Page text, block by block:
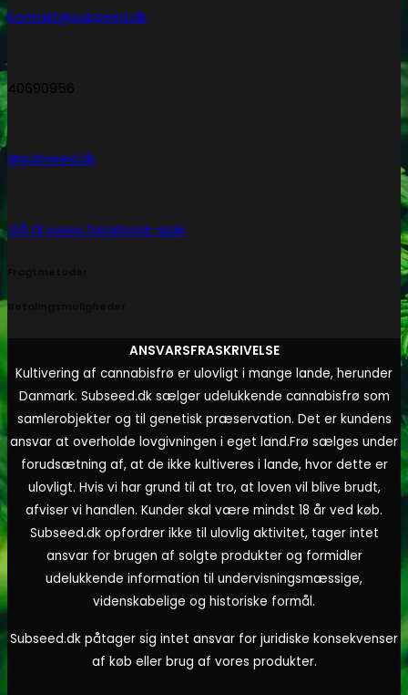
Kontakt@subseed.dk
40690956
@subseed.dk
Gå til vores facebook-side
ANSVARSFRASKRIVELSE
Kultivering af cannabisfrø er ulovligt i mange lande, herunder
Danmark. Subseed.dk sælger udelukkende cannabisfrø som
samlerobjekter og til genetisk præservation. Det er kundens
ansvar at overholde lovgivningen i eget land.Frø sælges under
forudsætning af, at de ikke kultiveres i lande, hvor dette er
ulovligt. Hvis vi har grund til at tro, at loven vil blive brudt,
afviser vi handlen. Kunder skal være mindst 18 år ved køb.
Subseed.dk opfordrer ikke til ulovlig aktivitet, tager intet
ansvar for brugen af solgte produkter og formidler
udelukkende information til undervisningsmæssige,
videnskabelige og historiske formål.
Subseed.dk påtager sig intet ansvar for juridiske konsekvenser
af køb eller brug af vores produkter.